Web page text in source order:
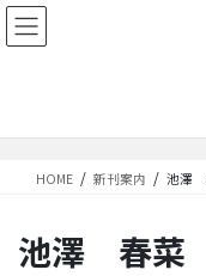
コ
ン
に
ナ
ビ
ョ
HOME 新刊案内 池澤
池澤 春菜